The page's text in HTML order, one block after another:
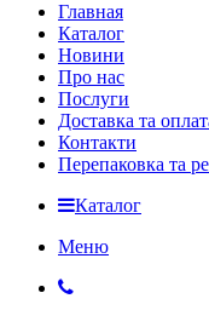
Главная
Каталог
Новини
Про нас
Послуги
Доставка та
Контакти
Перепаковка та
Каталог
Меню